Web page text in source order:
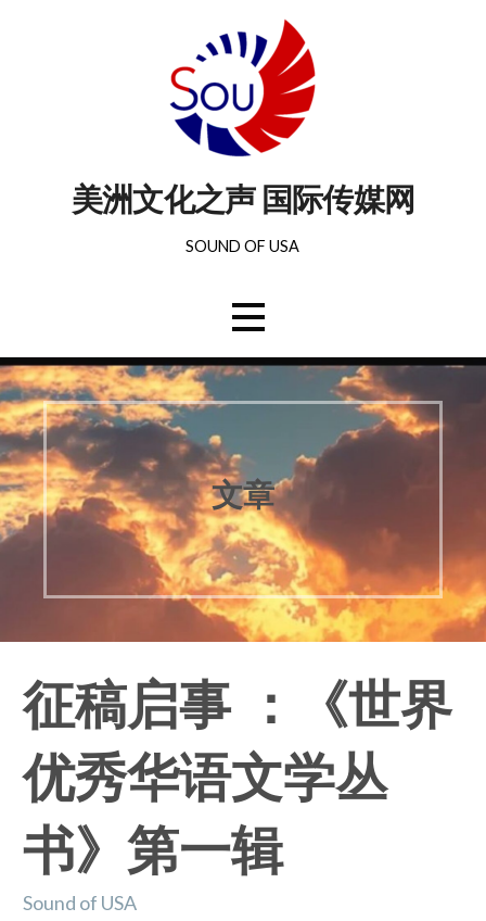
美洲文化之声 国际传媒网
SOUND OF USA
文章
征稿启事 ：《世界
优秀华语文学丛
书》第一辑
Sound of USA